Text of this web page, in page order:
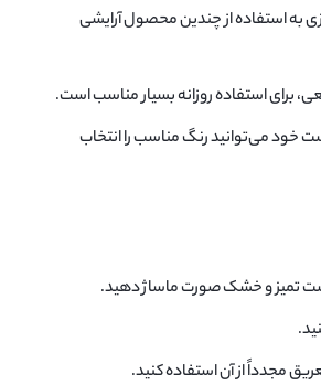
به استفاده از چندین محصول آرایشی
برای استفاده روزانه بسیار مناسب است.
خود می‌توانید رنگ مناسب را انتخاب
تمیز و خشک صورت ماساژ دهید.
مجدداً از آن استفاده کنید.